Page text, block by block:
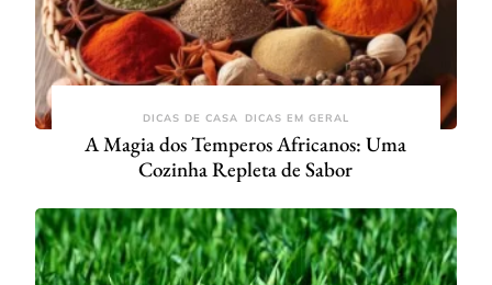
DICAS DE CASA DICAS EM GERAL
A Magia dos Temperos Africanos: Uma
Cozinha Repleta de Sabor